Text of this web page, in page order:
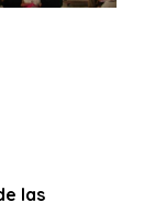
las